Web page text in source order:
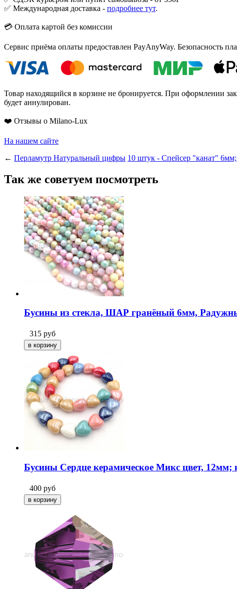
✅ Международная доставка - подробнее тут.
💳 Оплата картой без комиссии
Сервис приёма оплаты предоставлен PayAnyWay. Безопасность
Товар находящийся в корзине не бронируется. При оформлении
будет аннулирован.
❤️ Отзывы о Milano-Lux
На нашем сайте
← Перламутр Натуральный цифры 10 штук - Спейсер "канат" 6мм;
Так же советуем посмотреть
Бусины из стекла, ШАР гранёный 6мм,
315 руб
Бусины Сердце керамическое Микс цвет, 12мм;
400 руб